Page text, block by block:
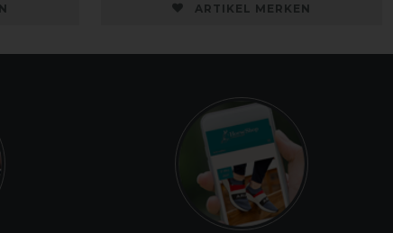
ARTIKEL MERKEN